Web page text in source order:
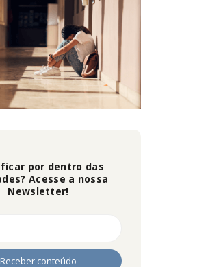
por dentro das
Acesse a nossa
Newsletter!